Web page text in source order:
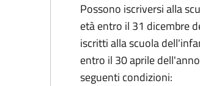
Possono iscriversi alla
età entro il 31 dicembre
iscritti alla scuola
entro il 30 aprile
seguenti condizioni: